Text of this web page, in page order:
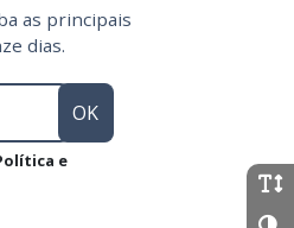
as principais
dias.
e